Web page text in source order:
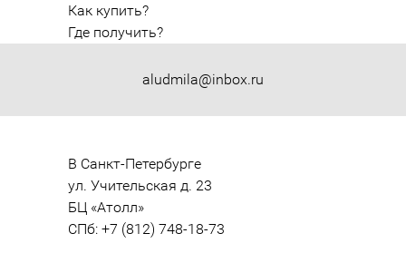
aludmila@inbox.ru
Как купить?
Где получить?
В Санкт-Петербурге
ул. Учительская д. 23
БЦ «Атолл»
СПб: +7 (812) 748-18-73